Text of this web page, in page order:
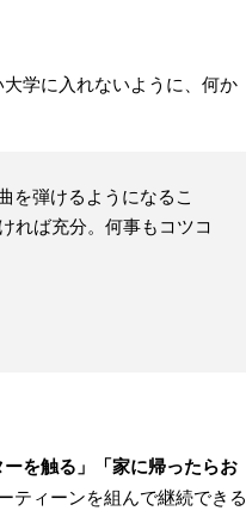
学に入れないように、何か
を弾けるようになるこ
れば充分。何事もコツコ
ーを触る」「家に帰ったらお
ティーンを組んで継続できる